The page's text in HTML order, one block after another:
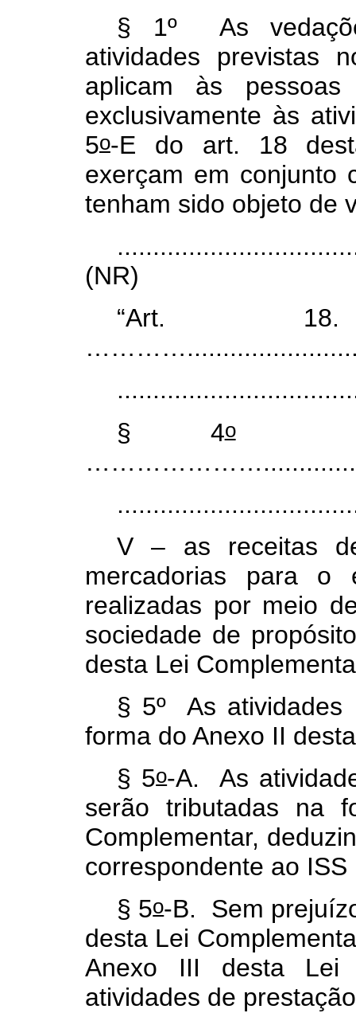
§ 1º As
atividades previstas
aplicam às
exclusivamente às
5o-E do art. 18
exerçam em conjunto
tenham sido objeto de
(NR)
“Art.
§ 4o
………………….............
V –
as receitas
mercadorias para o
realizadas por meio
sociedade de
desta Lei
§ 5º As atividades
forma do Anexo II
§ 5o-A. As
serão tributadas na
Complementar,
correspondente ao
§ 5o-B. Sem
desta Lei
Anexo III desta Lei
atividades de